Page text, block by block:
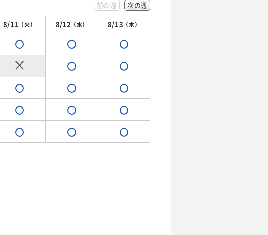
前の週 次の週
8/11 （火） 8/12 （水） 8/13 （木）